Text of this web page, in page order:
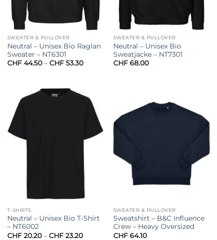
SWEATER & PULLOVER
Neutral – Unisex Bio Raglan
Sweater – NT6301
CHF44.50 – CHF53.30Preisspanne:
SWEATER & PULLOVER
Neutral – Unisex Bio
Sweatjacke – NT7301
CHF68.00
T-SHIRTS
Neutral – Unisex Bio T-Shirt
– NT6002
CHF20.20 – CHF23.20Preisspanne:
SWEATER & PULLOVER
Sweatshirt – B&C Influence
Crew – Heavy Oversized
CHF64.10